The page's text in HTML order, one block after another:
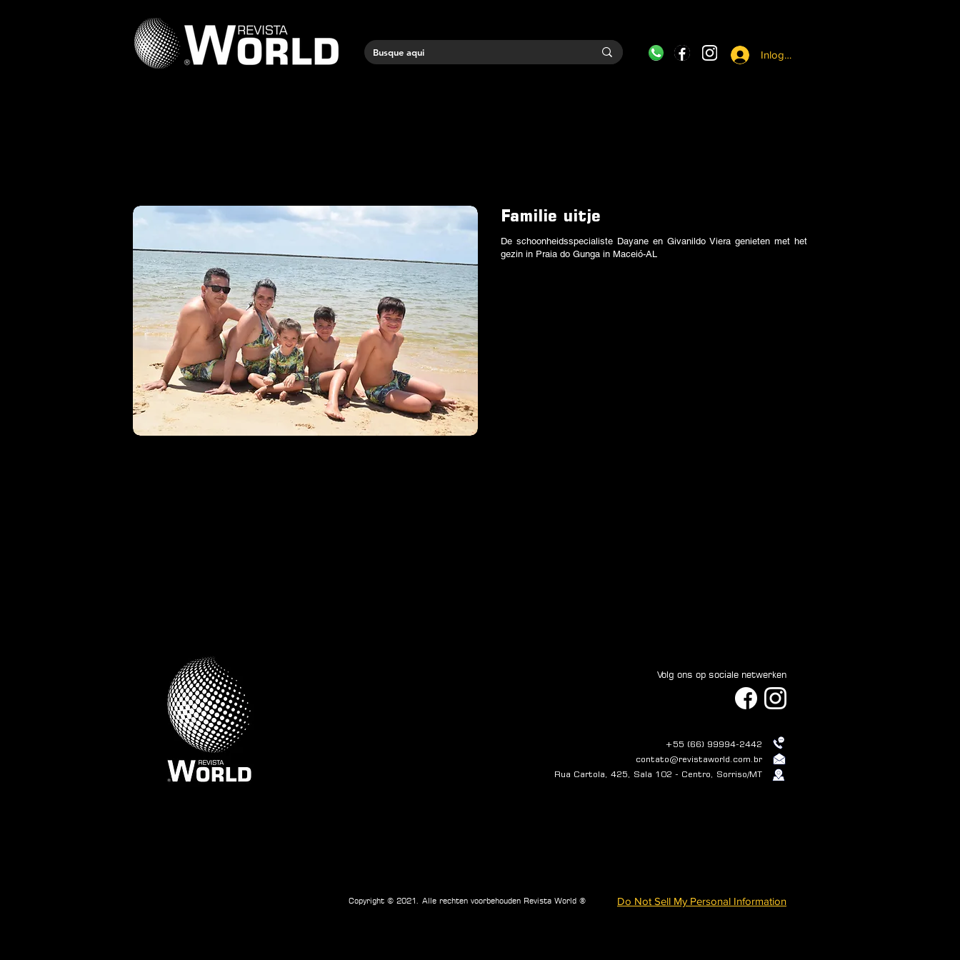
Inloggen
Familie uitje
De schoonheidsspecialiste Dayane en Givanildo Viera genieten met het
gezin in Praia do Gunga in Maceió-AL
Volg ons op sociale netwerken
+55 (66) 99994-2442
contato@revistaworld.com.br
Rua Cartola, 425, Sala 102 - Centro, Sorriso/MT
Copyright © 2021. Alle rechten voorbehouden Revista World ® Do Not Sell My Personal Information